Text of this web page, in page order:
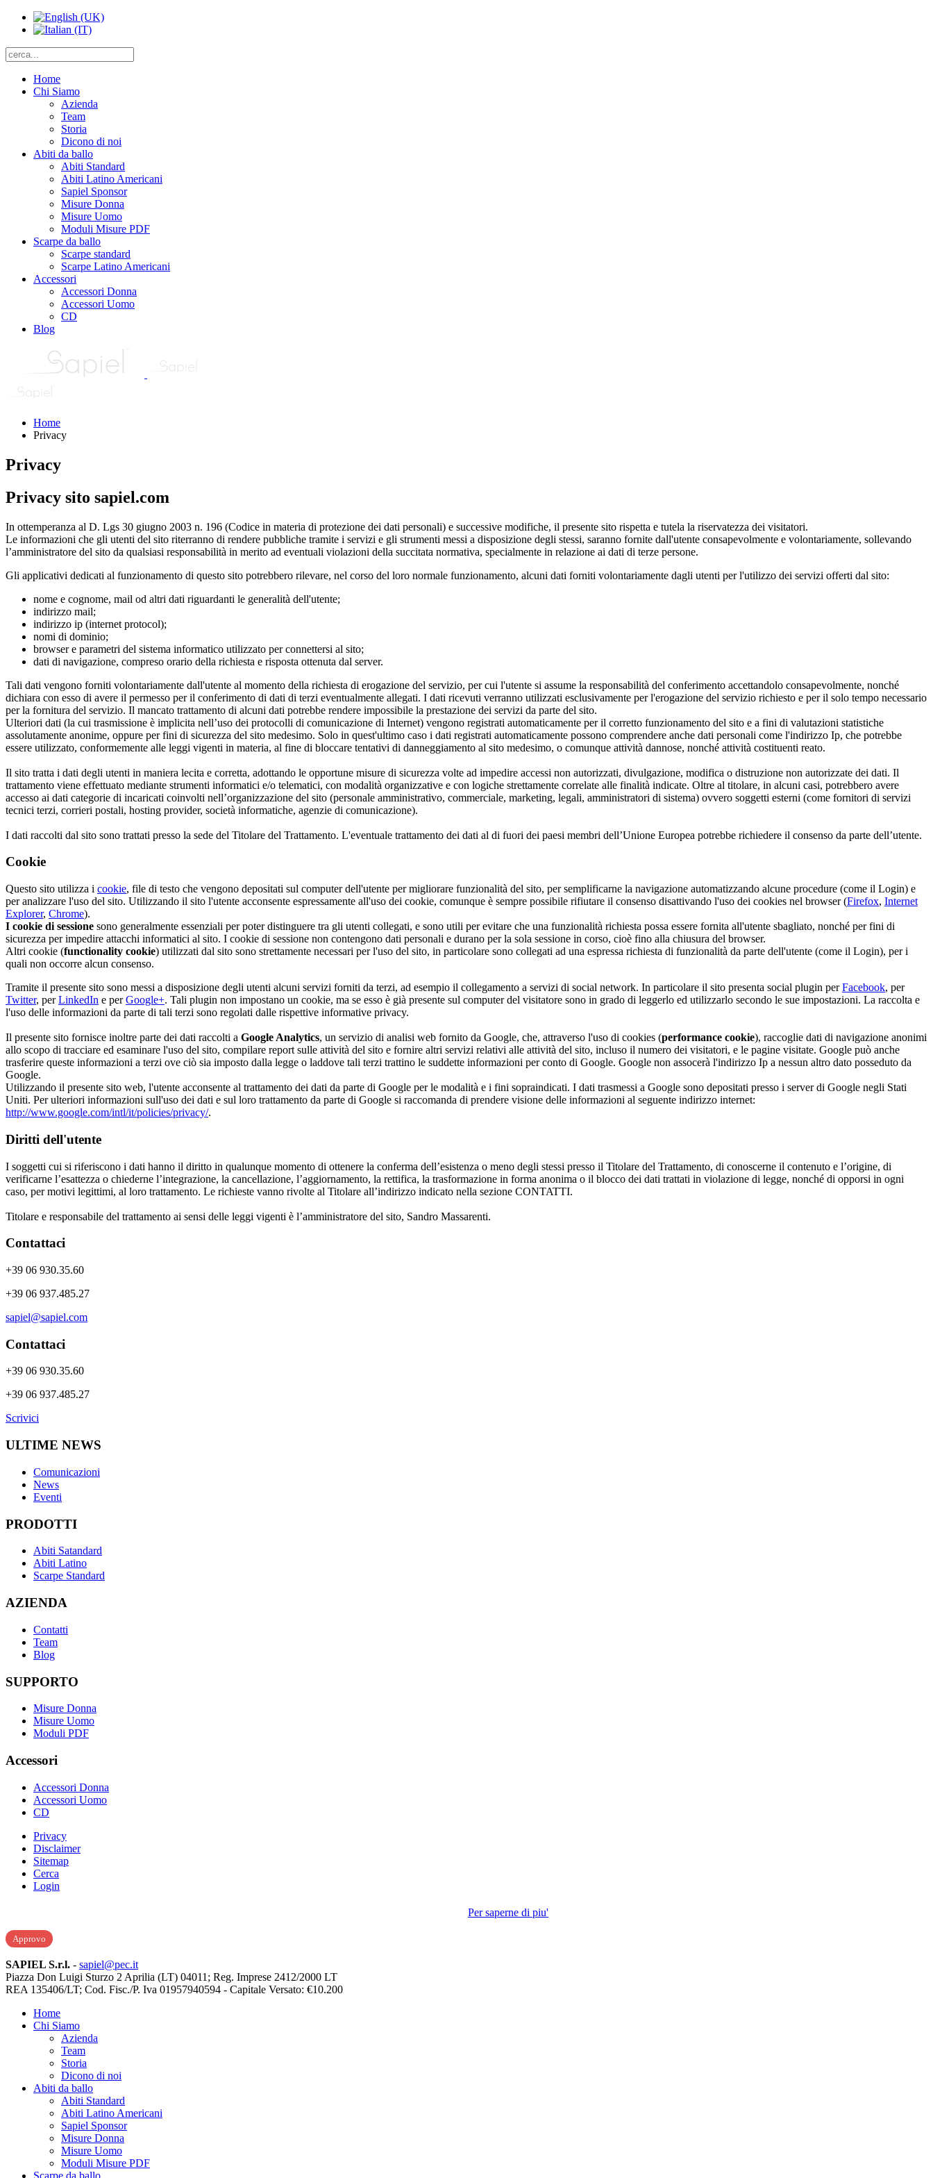
Home
Chi Siamo
Azienda
Team
Storia
Dicono di noi
Abiti da ballo
Abiti Standard
Abiti Latino Americani
Sapiel Sponsor
Misure Donna
Misure Uomo
Moduli Misure PDF
Scarpe da ballo
Scarpe standard
Scarpe Latino Americani
Accessori
Accessori Donna
Accessori Uomo
CD
Blog
Home
Privacy
Privacy
Privacy sito sapiel.com
In ottemperanza al D. Lgs 30 giugno 2003 n. 196 (Codice in materia di protezione dei dati personali) e successive modifiche, il presente sito rispetta e tutela la riservatezza dei visitatori.
Le informazioni che gli utenti del sito riterranno di rendere pubbliche tramite i servizi e gli strumenti messi a disposizione degli stessi, saranno fornite dall'utente consapevolmente e volontariamente, sollevando
l’amministratore del sito da qualsiasi responsabilità in merito ad eventuali violazioni della succitata normativa, specialmente in relazione ai dati di terze persone.
Gli applicativi dedicati al funzionamento di questo sito potrebbero rilevare, nel corso del loro normale funzionamento, alcuni dati forniti volontariamente dagli utenti per l'utilizzo dei servizi offerti dal sito:
nome e cognome, mail od altri dati riguardanti le generalità dell'utente;
indirizzo mail;
indirizzo ip (internet protocol);
nomi di dominio;
browser e parametri del sistema informatico utilizzato per connettersi al sito;
dati di navigazione, compreso orario della richiesta e risposta ottenuta dal server.
Tali dati vengono forniti volontariamente dall'utente al momento della richiesta di erogazione del servizio, per cui l'utente si assume la responsabilità del conferimento accettandolo consapevolmente, nonché
dichiara con esso di avere il permesso per il conferimento di dati di terzi eventualmente allegati. I dati ricevuti verranno utilizzati esclusivamente per l'erogazione del servizio richiesto e per il solo tempo necessario
per la fornitura del servizio. Il mancato trattamento di alcuni dati potrebbe rendere impossibile la prestazione dei servizi da parte del sito.
Ulteriori dati (la cui trasmissione è implicita nell’uso dei protocolli di comunicazione di Internet) vengono registrati automaticamente per il corretto funzionamento del sito e a fini di valutazioni statistiche
assolutamente anonime, oppure per fini di sicurezza del sito medesimo. Solo in quest'ultimo caso i dati registrati automaticamente possono comprendere anche dati personali come l'indirizzo Ip, che potrebbe
essere utilizzato, conformemente alle leggi vigenti in materia, al fine di bloccare tentativi di danneggiamento al sito medesimo, o comunque attività dannose, nonché attività costituenti reato.
Il sito tratta i dati degli utenti in maniera lecita e corretta, adottando le opportune misure di sicurezza volte ad impedire accessi non autorizzati, divulgazione, modifica o distruzione non autorizzate dei dati. Il
trattamento viene effettuato mediante strumenti informatici e/o telematici, con modalità organizzative e con logiche strettamente correlate alle finalità indicate. Oltre al titolare, in alcuni casi, potrebbero avere
accesso ai dati categorie di incaricati coinvolti nell’organizzazione del sito (personale amministrativo, commerciale, marketing, legali, amministratori di sistema) ovvero soggetti esterni (come fornitori di servizi
tecnici terzi, corrieri postali, hosting provider, società informatiche, agenzie di comunicazione).
I dati raccolti dal sito sono trattati presso la sede del Titolare del Trattamento. L'eventuale trattamento dei dati al di fuori dei paesi membri dell’Unione Europea potrebbe richiedere il consenso da parte dell’utente.
Cookie
Questo sito utilizza i cookie, file di testo che vengono depositati sul computer dell'utente per migliorare funzionalità del sito, per semplificarne la navigazione automatizzando alcune procedure (come il Login) e
per analizzare l'uso del sito. Utilizzando il sito l'utente acconsente espressamente all'uso dei cookie, comunque è sempre possibile rifiutare il consenso disattivando l'uso dei cookies nel browser (Firefox, Internet
Explorer, Chrome).
I cookie di sessione sono generalmente essenziali per poter distinguere tra gli utenti collegati, e sono utili per evitare che una funzionalità richiesta possa essere fornita all'utente sbagliato, nonché per fini di
sicurezza per impedire attacchi informatici al sito. I cookie di sessione non contengono dati personali e durano per la sola sessione in corso, cioè fino alla chiusura del browser.
Altri cookie (functionality cookie) utilizzati dal sito sono strettamente necessari per l'uso del sito, in particolare sono collegati ad una espressa richiesta di funzionalità da parte dell'utente (come il Login), per i
quali non occorre alcun consenso.
Tramite il presente sito sono messi a disposizione degli utenti alcuni servizi forniti da terzi, ad esempio il collegamento a servizi di social network. In particolare il sito presenta social plugin perFacebook, per
Twitter, perLinkedIn e perGoogle+. Tali plugin non impostano un cookie, ma se esso è già presente sul computer del visitatore sono in grado di leggerlo ed utilizzarlo secondo le sue impostazioni. La raccolta e
l'uso delle informazioni da parte di tali terzi sono regolati dalle rispettive informative privacy.
Il presente sito fornisce inoltre parte dei dati raccolti a Google Analytics, un servizio di analisi web fornito da Google, che, attraverso l'uso di cookies (performance cookie), raccoglie dati di navigazione anonimi
allo scopo di tracciare ed esaminare l'uso del sito, compilare report sulle attività del sito e fornire altri servizi relativi alle attività del sito, incluso il numero dei visitatori, e le pagine visitate. Google può anche
trasferire queste informazioni a terzi ove ciò sia imposto dalla legge o laddove tali terzi trattino le suddette informazioni per conto di Google. Google non assocerà l'indirizzo Ip a nessun altro dato posseduto da
Google.
Utilizzando il presente sito web, l'utente acconsente al trattamento dei dati da parte di Google per le modalità e i fini sopraindicati. I dati trasmessi a Google sono depositati presso i server di Google negli Stati
Uniti. Per ulteriori informazioni sull'uso dei dati e sul loro trattamento da parte di Google si raccomanda di prendere visione delle informazioni al seguente indirizzo internet:
http://www.google.com/intl/it/policies/privacy/.
Diritti dell'utente
I soggetti cui si riferiscono i dati hanno il diritto in qualunque momento di ottenere la conferma dell’esistenza o meno degli stessi presso il Titolare del Trattamento, di conoscerne il contenuto e l’origine, di
verificarne l’esattezza o chiederne l’integrazione, la cancellazione, l’aggiornamento, la rettifica, la trasformazione in forma anonima o il blocco dei dati trattati in violazione di legge, nonché di opporsi in ogni
caso, per motivi legittimi, al loro trattamento. Le richieste vanno rivolte al Titolare all’indirizzo indicato nella sezione CONTATTI.
Titolare e responsabile del trattamento ai sensi delle leggi vigenti è l’amministratore del sito, Sandro Massarenti.
Contattaci
+39 06 930.35.60
+39 06 937.485.27
sapiel@sapiel.com
Contattaci
+39 06 930.35.60
+39 06 937.485.27
Scrivici
ULTIME NEWS
Comunicazioni
News
Eventi
PRODOTTI
Abiti Satandard
Abiti Latino
Scarpe Standard
AZIENDA
Contatti
Team
Blog
SUPPORTO
Misure Donna
Misure Uomo
Moduli PDF
Accessori
Accessori Donna
Accessori Uomo
CD
Privacy
Disclaimer
Sitemap
Cerca
Login
Per saperne di piu'
Approvo
SAPIEL S.r.l. - sapiel@pec.it
Piazza Don Luigi Sturzo 2 Aprilia (LT) 04011; Reg. Imprese 2412/2000 LT
REA 135406/LT; Cod. Fisc./P. Iva 01957940594 - Capitale Versato: €10.200
Home
Chi Siamo
Azienda
Team
Storia
Dicono di noi
Abiti da ballo
Abiti Standard
Abiti Latino Americani
Sapiel Sponsor
Misure Donna
Misure Uomo
Moduli Misure PDF
Scarpe da ballo